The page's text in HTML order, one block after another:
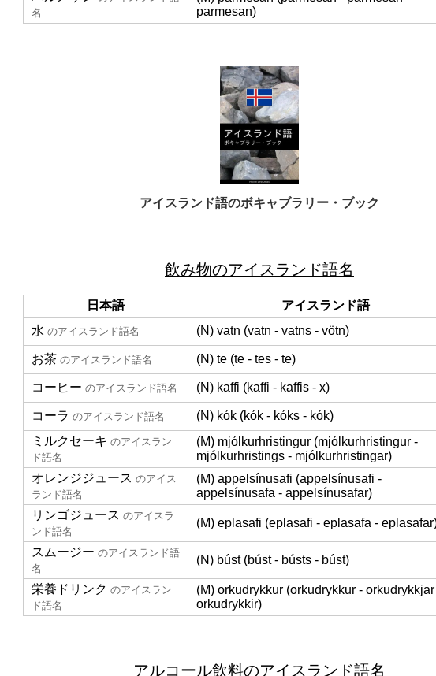
名
parmesan)
アイスランド語のボキャブラリー・ブック
飲み物のアイスランド語名
日本語
アイスランド語
水 のアイスランド語名 (N) vatn (vatn - vatns - vötn)
お茶 のアイスランド語名 (N) te (te - tes - te)
コーヒー のアイスランド語名 (N) kaffi (kaffi - kaffis - x)
コーラ のアイスランド語名
(N) kók (kók - kóks - kók)
ミルクセーキ のアイスラン
ド語名
(M) mjólkurhristingur (mjólkurhristingur -
mjólkurhristings - mjólkurhristingar)
オレンジジュース のアイス
ランド語名
(M) appelsínusafi (appelsínusafi -
appelsínusafa - appelsínusafar)
リンゴジュース のアイスラ
ンド語名
(M) eplasafi (eplasafi - eplasafa -
スムージー のアイスランド語
名
(N) búst (búst - bústs - búst)
栄養ドリンク のアイスラン
ド語名
(M) orkudrykkur (orkudrykkur -
orkudrykkir)
アルコール飲料のアイスランド語名